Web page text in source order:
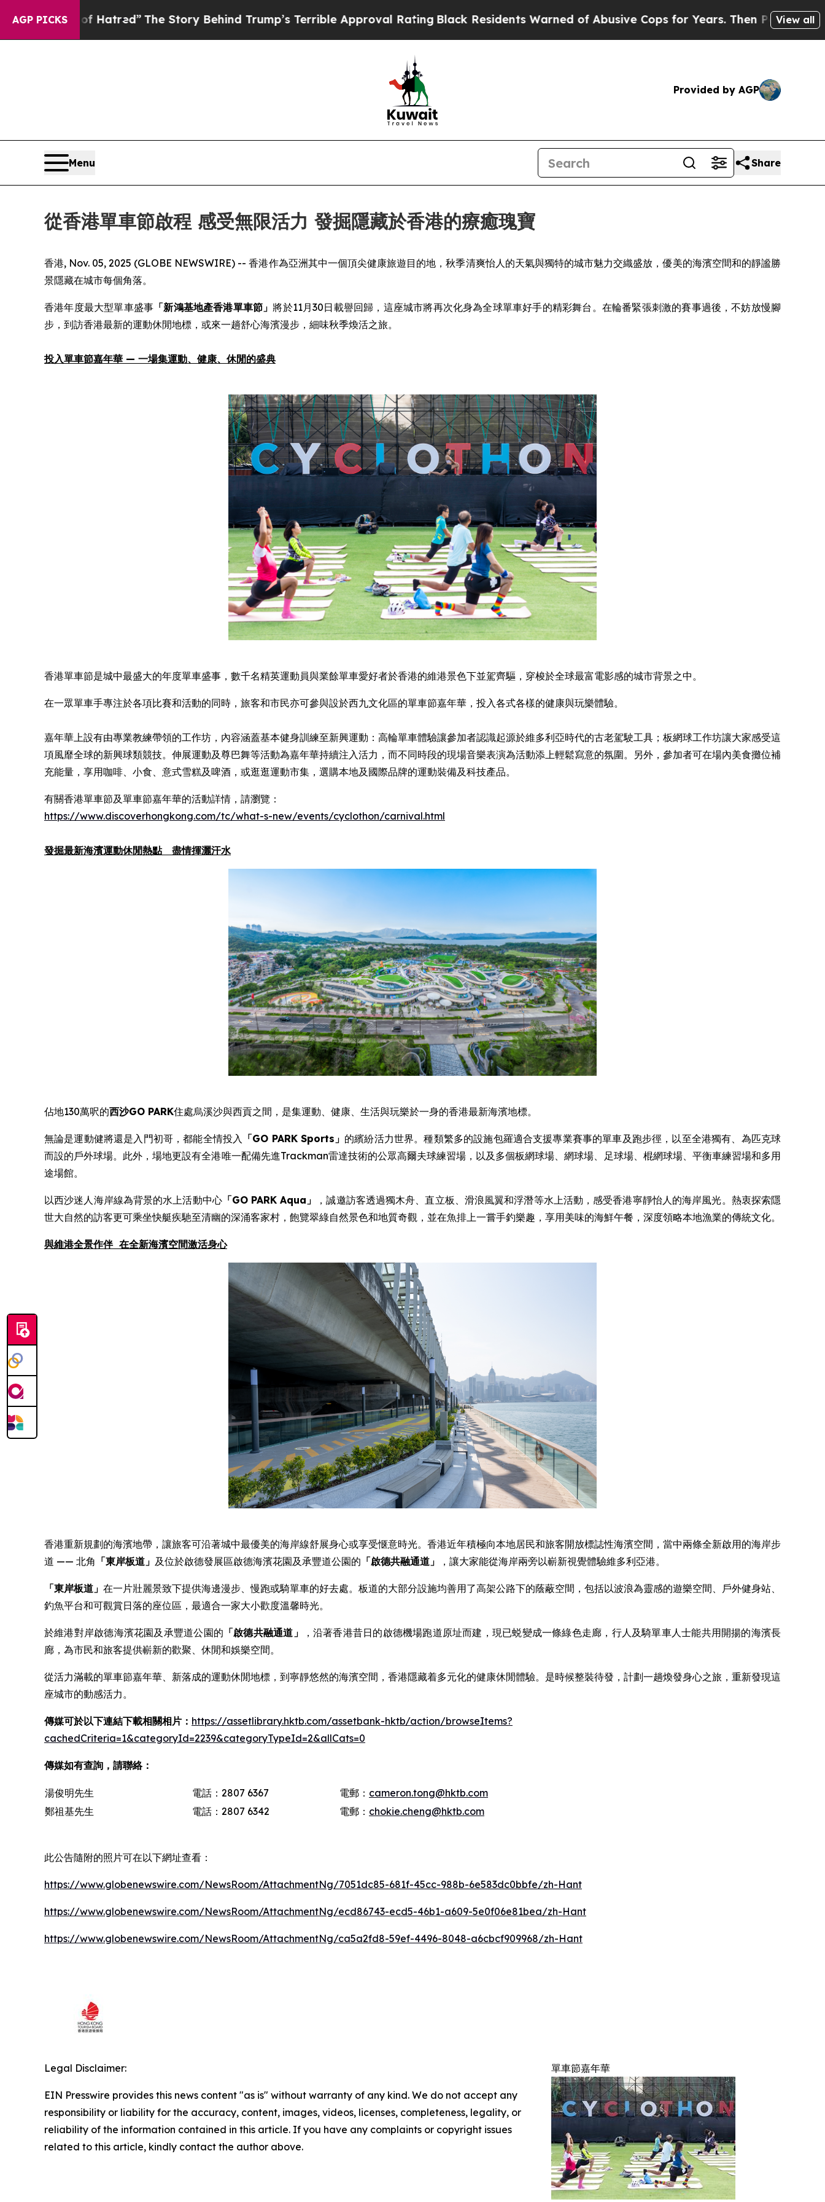
AGP PICKS
The Story Behind Trump’s Terrible Approval RatingBlack Residents Warned of Abusive Cops for Years. Then Police Shot and Killed aView all
Provided by AGP
Menu Share
從香港單車節啟程 感受無限活力 發掘隱藏於香港的療癒瑰寶
香港, Nov. 05, 2025 (GLOBE NEWSWIRE) -- 香港作為亞洲其中一個頂尖健康旅遊目的地，秋季清爽怡人的天氣與獨特的城市魅力交織盛放，優美的海濱空間和的靜謐勝
景隱藏在城市每個角落。
香港年度最大型單車盛事 「新鴻基地產香港單車節 」 將於11月30日載譽回歸，這座城市將再次化身為全球單車好手的精彩舞台。在輪番緊張刺激的賽事過後，不妨放慢腳
步，到訪香港最新的運動休閒地標，或來一趟舒心海濱漫步，細味秋季煥活之旅。
投入單車節嘉年華 — 一場集運動、健康、休閒的盛典
香港單車節是城中最盛大的年度單車盛事，數千名精英運動員與業餘單車愛好者於香港的維港景色下並駕齊驅，穿梭於全球最富電影感的城市背景之中。
在一眾單車手專注於各項比賽和活動的同時，旅客和市民亦可參與設於西九文化區的單車節嘉年華，投入各式各樣的健康與玩樂體驗。
嘉年華上設有由專業教練帶領的工作坊，內容涵蓋基本健身訓練至新興運動：高輪單車體驗讓參加者認識起源於維多利亞時代的古老駕駛工具；板網球工作坊讓大家感受這
項風靡全球的新興球類競技。伸展運動及尊巴舞等活動為嘉年華持續注入活力，而不同時段的現場音樂表演為活動添上輕鬆寫意的氛圍。另外，參加者可在場內美食攤位補
充能量，享用咖啡、小食、意式雪糕及啤酒，或逛逛運動市集，選購本地及國際品牌的運動裝備及科技產品。
有關香港單車節及單車節嘉年華的活動詳情，請瀏覽：
https://www.discoverhongkong.com/tc/what-s-new/events/cyclothon/carnival.html
發掘最新海濱運動休閒熱點 盡情揮灑汗水
佔地130萬呎的西沙GO PARK住處烏溪沙與西貢之間，是集運動、健康、生活與玩樂於一身的香港最新海濱地標。
無論是運動健將還是入門初哥，都能全情投入 「GO PARK Sports 」 的繽紛活力世界。種類繁多的設施包羅適合支援專業賽事的單車及跑步徑，以至全港獨有、為匹克球
而設的戶外球場。此外，場地更設有全港唯一配備先進Trackman雷達技術的公眾高爾夫球練習場，以及多個板網球場、網球場、足球場、棍網球場、平衡車練習場和多用
途場館。
以西沙迷人海岸線為背景的水上活動中心「GO PARK Aqua 」
，誠邀訪客透過獨木舟、直立板、滑浪風翼和浮潛等水上活動，感受香港寧靜怡人的海岸風光。熱衷探索隱
世大自然的訪客更可乘坐快艇疾馳至清幽的深涌客家村，飽覽翠綠自然景色和地質奇觀，並在魚排上一嘗手釣樂趣，享用美味的海鮮午餐，深度領略本地漁業的傳統文化。
與維港全景作伴 在全新海濱空間激活身心
香港重新規劃的海濱地帶，讓旅客可沿著城中最優美的海岸線舒展身心或享受惬意時光。香港近年積極向本地居民和旅客開放標誌性海濱空間，當中兩條全新啟用的海岸步
道 —— 北角 「東岸板道」 及位於啟德發展區啟德海濱花園及承豐道公園的 「啟德共融通道 」 ，讓大家能從海岸兩旁以嶄新視覺體驗維多利亞港。
「東岸板道」 在一片壯麗景致下提供海邊漫步、慢跑或騎單車的好去處。板道的大部分設施均善用了高架公路下的蔭蔽空間，包括以波浪為靈感的遊樂空間、戶外健身站、
釣魚平台和可觀賞日落的座位區，最適合一家大小歡度溫馨時光。
於維港對岸啟德海濱花園及承豐道公園的 「啟德共融通道 」
，沿著香港昔日的啟德機場跑道原址而建，現已蜕變成一條綠色走廊，行人及騎單車人士能共用開揚的海濱長
廊，為市民和旅客提供嶄新的歡聚、休閒和娛樂空間。
從活力滿載的單車節嘉年華、新落成的運動休閒地標，到寧靜悠然的海濱空間，香港隱藏着多元化的健康休閒體驗。是時候整裝待發，計劃一趟煥發身心之旅，重新發現這
座城市的動感活力。
傳媒可於以下連結下載相關相片： https://assetlibrary.hktb.com/assetbank-hktb/action/browseItems?
cachedCriteria=1&categoryId=2239&categoryTypeId=2&allCats=0
傳媒如有查詢，請聯絡：
湯俊明先生 電話：2807 6367 電郵： cameron.tong@hktb.com
鄭祖基先生
電話：2807 6342 電郵： chokie.cheng@hktb.com
此公告隨附的照片可在以下網址查看：
https://www.globenewswire.com/NewsRoom/AttachmentNg/7051dc85-681f-45cc-988b-6e583dc0bbfe/zh-Hant
https://www.globenewswire.com/NewsRoom/AttachmentNg/ecd86743-ecd5-46b1-a609-5e0f06e81bea/zh-Hant
https://www.globenewswire.com/NewsRoom/AttachmentNg/ca5a2fd8-59ef-4496-8048-a6cbcf909968/zh-Hant
單車節嘉年華
Legal Disclaimer:
EIN Presswire provides this news content "as is" without warranty of any kind. We do not accept any
responsibility or liability for the accuracy, content, images, videos, licenses, completeness, legality, or
reliability of the information contained in this article. If you have any complaints or copyright issues
related to this article, kindly contact the author above.